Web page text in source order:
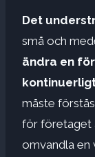
Det
små och
ändra en
måste
för företaget
omvandla en